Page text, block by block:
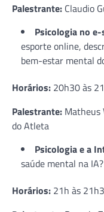
Palestrante: Claudio
Psicologia no
esporte online,
bem-estar mental
Horários: 20h30 às
Palestrante: Matheus
do Atleta
Psicologia e a
saúde mental na IA?
Horários: 21h às